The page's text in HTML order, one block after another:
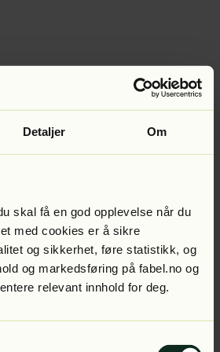
Detaljer Om
skal få en god opplevelse når du
med cookies er å sikre
og sikkerhet, føre statistikk, og
og markedsføring på fabel.no og
relevant innhold for deg.